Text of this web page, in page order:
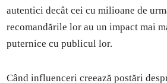
autentici decât cei cu milioane de
recomandările lor au un impact mai
puternice cu publicul lor.
Când influenceri creează postări